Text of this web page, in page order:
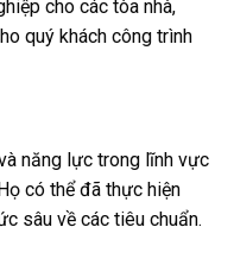
cho các tòa nhà,
quý khách công trình
năng lực trong lĩnh vực
có thể đã thực hiện
sâu về các tiêu chuẩn.